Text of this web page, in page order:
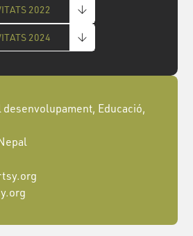
2022
2024
desenvolupament, Educació,